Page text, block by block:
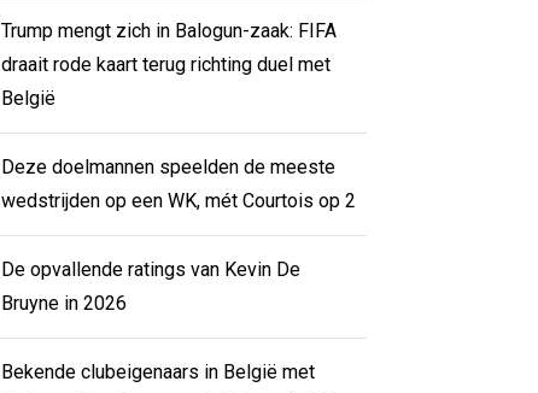
Trump mengt zich in Balogun-zaak: FIFA
draait rode kaart terug richting duel met
België
Deze doelmannen speelden de meeste
wedstrijden op een WK, mét Courtois op 2
De opvallende ratings van Kevin De
Bruyne in 2026
Bekende clubeigenaars in België met